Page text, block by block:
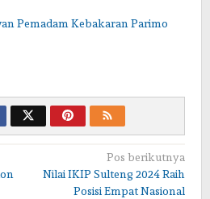
Pemadam Kebakaran Parimo
Pos berikutnya
Nilai IKIP Sulteng 2024 Raih
Posisi Empat Nasional